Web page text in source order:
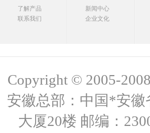
了解产品
联系我们
新闻中心
企业文化
Copyright © 2005-
安徽总部：中国*安
大厦20楼 邮编：